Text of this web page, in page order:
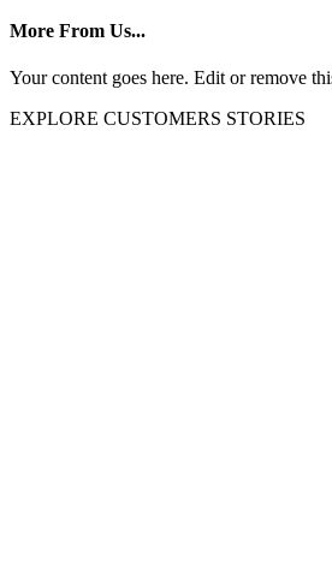
More From Us...
Your content goes here. Edit or remove
EXPLORE CUSTOMERS STORIES